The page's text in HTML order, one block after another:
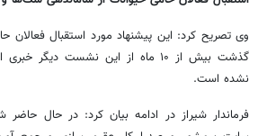
وی تصریح کرد: این پیشنهاد مورد استقبال فعالان
گذشت بیش از ۱۰ ماه از این نشست
نشده است.